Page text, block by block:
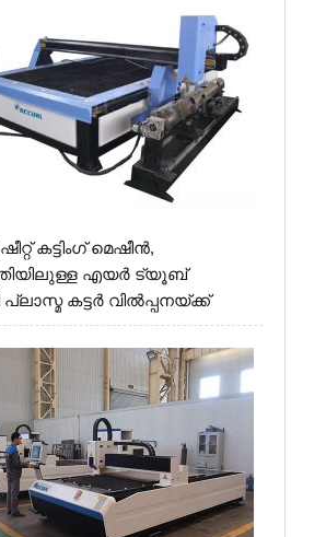
കട്ടിംഗ് മെഷീൻ,
എയർ ട്യൂബ്
കട്ടർ വിൽപ്പനയ്ക്ക്